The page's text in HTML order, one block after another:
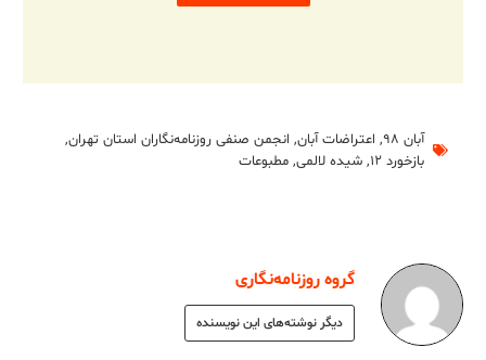
آبان ۹۸ , اعتراضات آبان, انجمن صنفی روزنامه‌نگاران استان تهران,
بازخورد ۱۲
, شیده لالمی, مطبوعات
گروه روزنامه‌نگاری
دیگر نوشته‌های این نویسنده